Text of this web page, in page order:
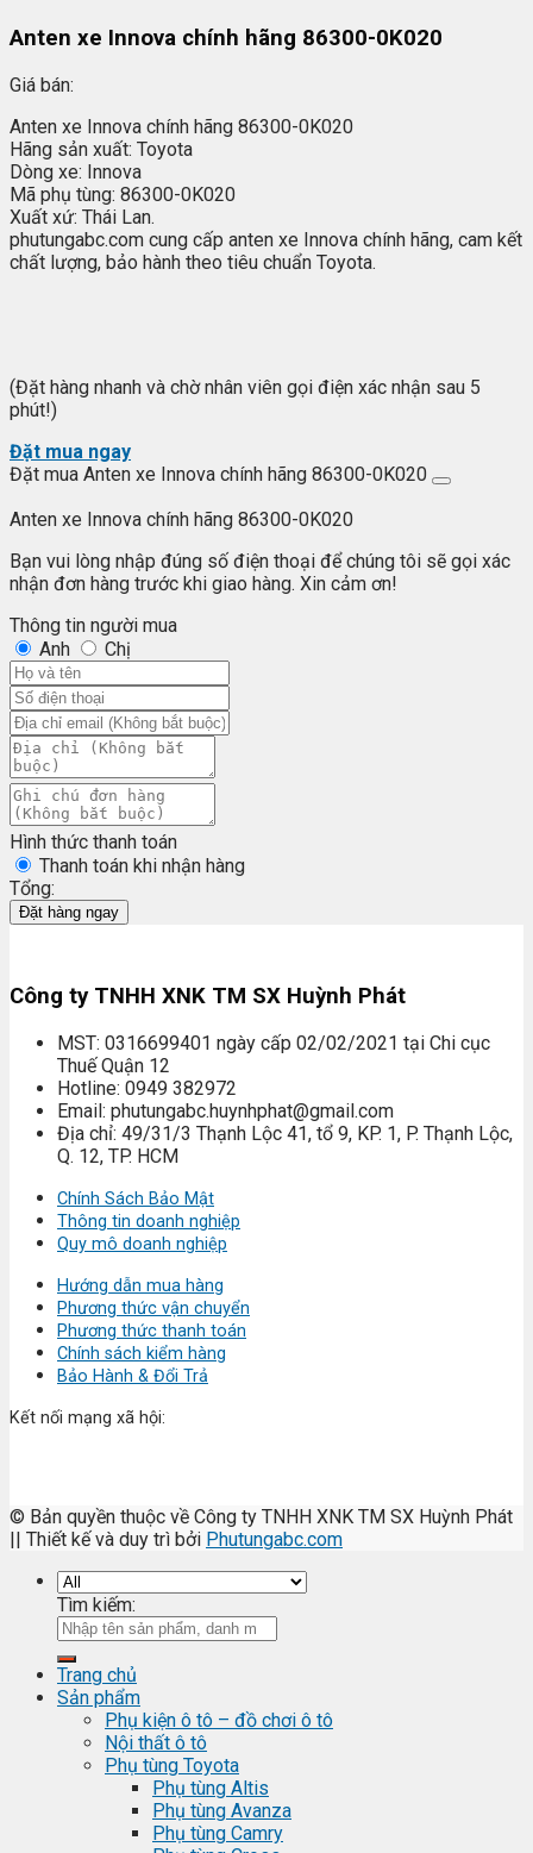
Anten xe Innova chính hãng 86300-0K020
Giá bán:
Anten xe Innova chính hãng 86300-0K020
Hãng sản xuất: Toyota
Dòng xe: Innova
Mã phụ tùng: 86300-0K020
Xuất xứ: Thái Lan.
phutungabc.com cung cấp anten xe Innova chính hãng, cam kết
chất lượng, bảo hành theo tiêu chuẩn Toyota.
(Đặt hàng nhanh và chờ nhân viên gọi điện xác nhận sau 5
phút!)
Đặt mua ngay
Đặt mua Anten xe Innova chính hãng 86300-0K020
Anten xe Innova chính hãng 86300-0K020
Bạn vui lòng nhập đúng số điện thoại để chúng tôi sẽ gọi xác
nhận đơn hàng trước khi giao hàng. Xin cảm ơn!
Thông tin người mua
Anh
Chị
Hình thức thanh toán
Thanh toán khi nhận hàng
Tổng:
Đặt hàng ngay
Công ty TNHH XNK TM SX Huỳnh Phát
MST: 0316699401 ngày cấp 02/02/2021 tại Chi cục
Thuế Quận 12
Hotline: 0949 382972
Email: phutungabc.huynhphat@gmail.com
Địa chỉ: 49/31/3 Thạnh Lộc 41, tổ 9, KP. 1, P. Thạnh Lộc,
Q. 12, TP. HCM
Chính Sách Bảo Mật
Thông tin doanh nghiệp
Quy mô doanh nghiệp
Hướng dẫn mua hàng
Phương thức vận chuyển
Phương thức thanh toán
Chính sách kiểm hàng
Bảo Hành & Đổi Trả
Kết nối mạng xã hội:
© Bản quyền thuộc về Công ty TNHH XNK TM SX Huỳnh Phát
|| Thiết kế và duy trì bởi Phutungabc.com
Tìm kiếm:
Trang chủ
Sản phẩm
Phụ kiện ô tô – đồ chơi ô tô
Nội thất ô tô
Phụ tùng Toyota
Phụ tùng Altis
Phụ tùng Avanza
Phụ tùng Camry